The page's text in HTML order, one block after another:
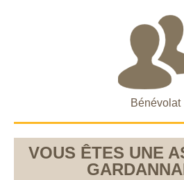
Bénévolat
VOUS ÊTES UNE